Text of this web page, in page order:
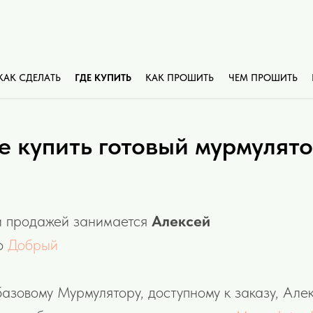
СДЕЛАТЬ ГДЕ КУПИТЬ КАК ПРОШИТЬ ЧЕМ ПРОШИТЬ
купить готовый
занимается Алексей
Добрый
Мурмулятору, доступному к заказу,